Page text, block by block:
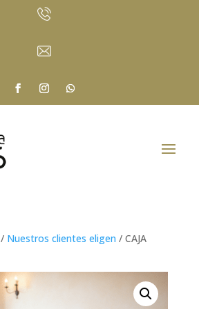
/ Nuestros clientes eligen / CAJA